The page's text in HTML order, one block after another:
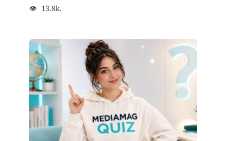
13.8k.